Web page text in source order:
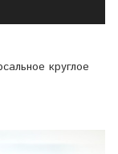
круглое